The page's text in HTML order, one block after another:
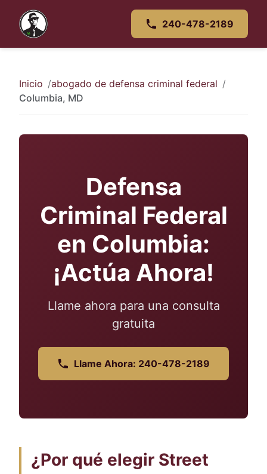
240-478-2189
Inicio
abogado de defensa criminal federal
Columbia, MD
Defensa
Criminal Federal
en Columbia:
¡Actúa Ahora!
Llame ahora para una consulta
gratuita
Llame Ahora: 240-478-2189
¿Por qué elegir Street